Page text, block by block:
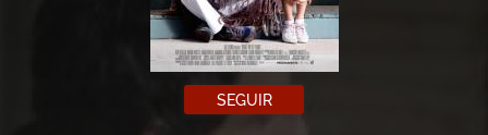
SEGUIR